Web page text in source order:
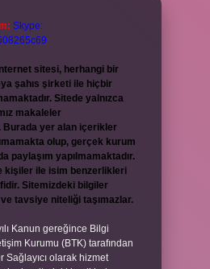
Skype:
sitesi, herhangi bir
şahıs şirketi ile hiçbir
Sitede yalnızca
makaleler
Burada yer alan içerikler
olup, gerçek kurum
paylaşım yapılmamaktadır.
kişiler ile isim benzerlikleri
Sitemizdeki bilgiler
tavsiye niteliği taşımazlar.
Kanun gereğince Bilgi
Kurumu (BTK) tarafından
Sağlayıcı olarak hizmet